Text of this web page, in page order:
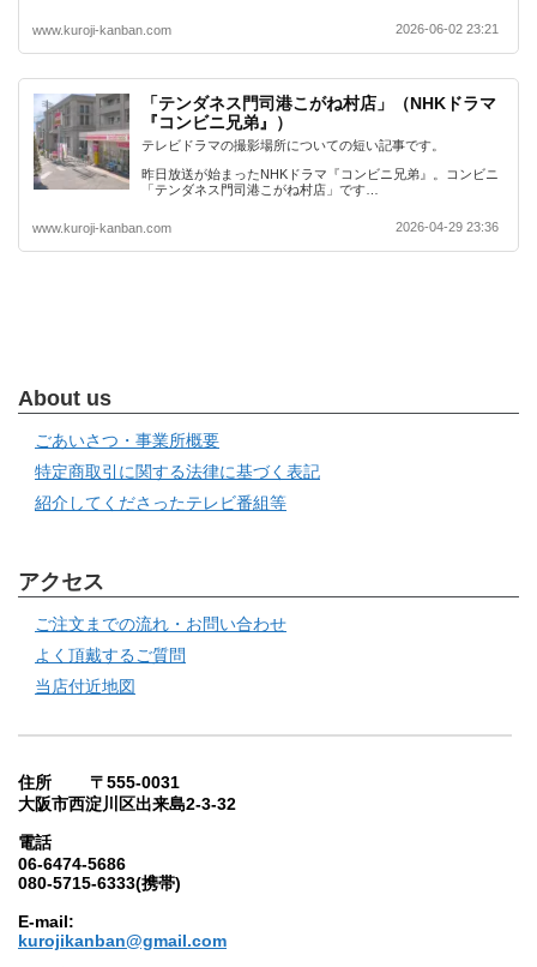
www.kuroji-kanban.com 2026-06-02 23:21
「テンダネス門司港こがね村店」（NHKドラマ
『コンビニ兄弟』）
テレビドラマの撮影場所についての短い記事です。
昨日放送が始まったNHKドラマ『コンビニ兄弟』。コンビニ
「テンダネス門司港こがね村店」です…
www.kuroji-kanban.com 2026-04-29 23:36
About us
ごあいさつ・事業所概要
特定商取引に関する法律に基づく表記
紹介してくださったテレビ番組等
アクセス
ご注文までの流れ・お問い合わせ
よく頂戴するご質問
当店付近地図
住所 〒555-0031
大阪市西淀川区出来島2-3-32
電話
06-6474-5686
080-5715-6333(携帯)
E-mail:
kurojikanban@gmail.com